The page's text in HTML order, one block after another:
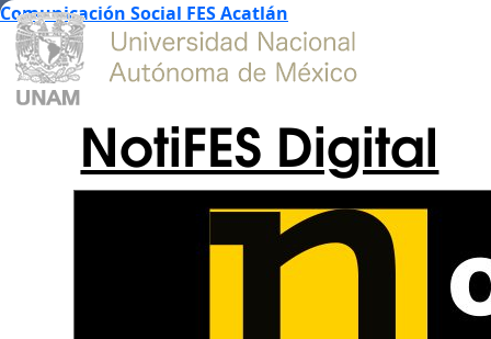
Comunicación Social FES Acatlán
NotiFES Digital